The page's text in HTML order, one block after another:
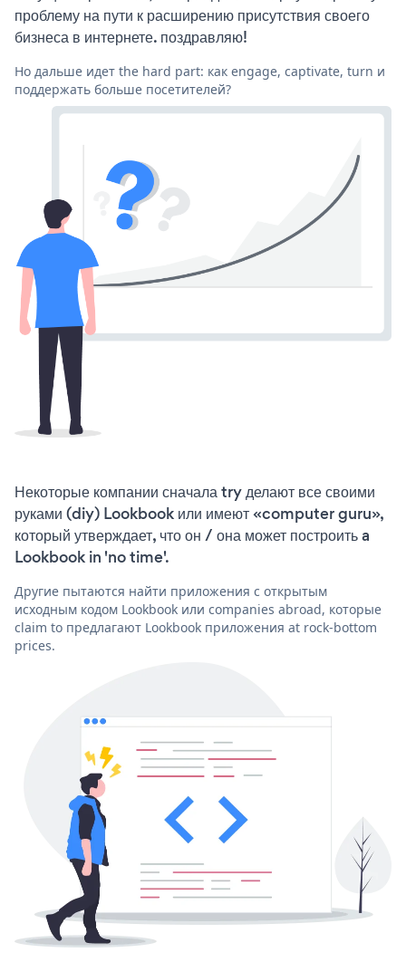
проблему на пути к расширению присутствия своего
бизнеса в интернете. поздравляю!
Но дальше идет the hard part: как engage, captivate, turn и
поддержать больше посетителей?
Некоторые компании сначала try делают все своими
руками (diy) Lookbook или имеют «computer guru»,
который утверждает, что он / она может построить a
Lookbook in 'no time'.
Другие пытаются найти приложения с открытым
исходным кодом Lookbook или companies abroad, которые
claim to предлагают Lookbook приложения at rock-bottom
prices.